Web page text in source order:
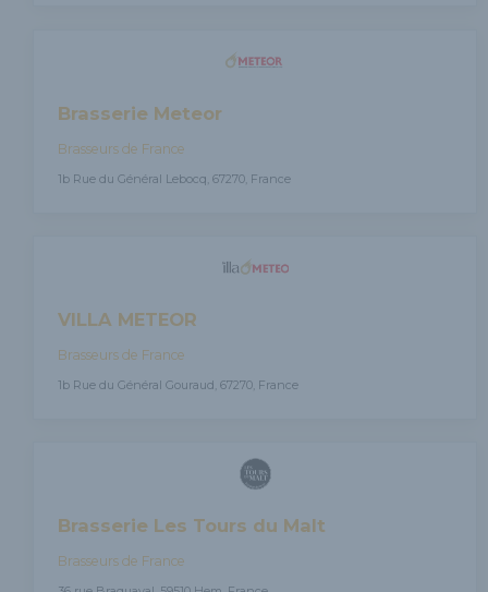
Brasserie Meteor
Brasseurs de France
1b Rue du Général Lebocq, 67270, France
VILLA METEOR
Brasseurs de France
1b Rue du Général Gouraud, 67270, France
Brasserie Les Tours du Malt
Brasseurs de France